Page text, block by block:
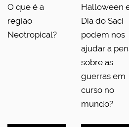
O que é a
região
Neotropical?
Halloween
Dia do Saci
podem nos
ajudar a
sobre as
guerras em
curso no
mundo?